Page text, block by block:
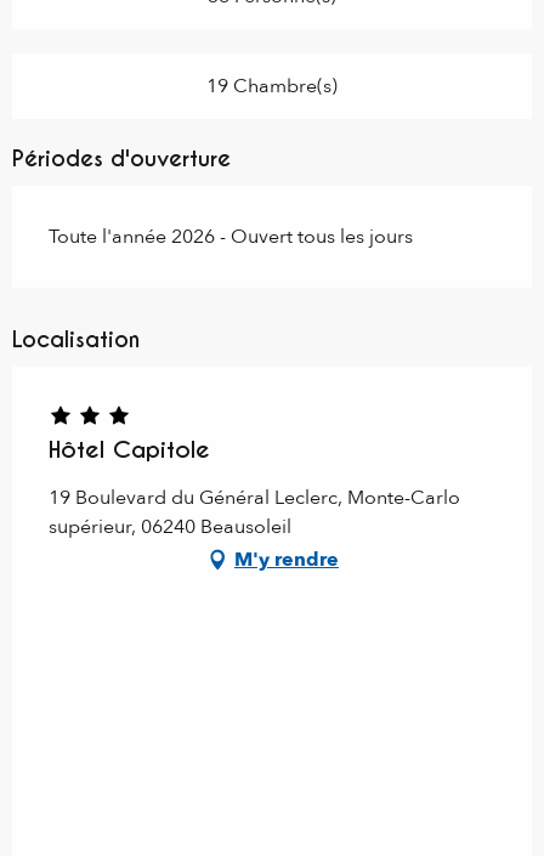
19 Chambre(s)
Périodes d'ouverture
Toute l'année 2026 - Ouvert tous les jours
Localisation
Hôtel Capitole
19 Boulevard du Général Leclerc, Monte-Carlo
supérieur, 06240 Beausoleil
M'y rendre